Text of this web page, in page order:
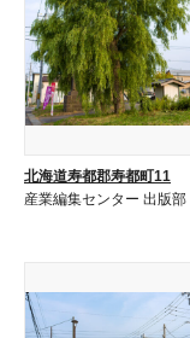
北海道寿都郡寿都町11
産業編集センター 出版部